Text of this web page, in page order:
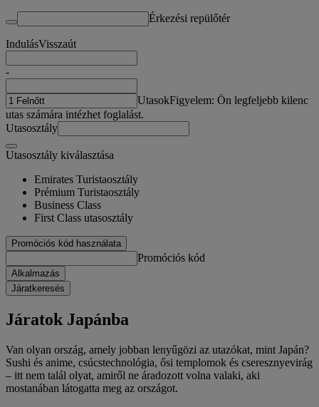
Érkezési repülőtér
IndulásVisszaút
-
UtasokFigyelem: Ön legfeljebb kilenc
utas számára intézhet foglalást.
Utasosztály
Utasosztály kiválasztása
Emirates Turistaosztály
Prémium Turistaosztály
Business Class
First Class utasosztály
Promóciós kód használata
Promóciós kód
Alkalmazás
Járatkeresés
Járatok Japánba
Van olyan ország, amely jobban lenyűgözi az utazókat, mint Japán?
Sushi és anime, csúcstechnológia, ősi templomok és cseresznyevirág
– itt nem talál olyat, amiről ne áradozott volna valaki, aki
mostanában látogatta meg az országot.